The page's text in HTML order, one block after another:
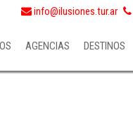
info@ilusiones.tur.ar
AGENCIAS DESTINOS